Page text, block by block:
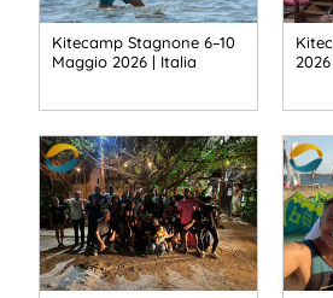
Kitecamp Stagnone 6–10
Maggio 2026 | Italia